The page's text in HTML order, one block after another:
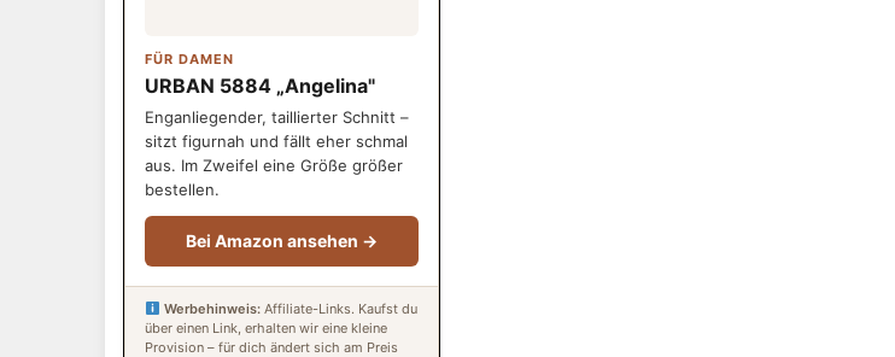
FÜR DAMEN
URBAN 5884 „Angelina"
Enganliegender, taillierter Schnitt –
sitzt figurnah und fällt eher schmal
aus. Im Zweifel eine Größe größer
bestellen.
Bei Amazon ansehen →
Werbehinweis:Affiliate-Links. Kaufst du
über einen Link, erhalten wir eine kleine
Provision – für dich ändert sich am Preis